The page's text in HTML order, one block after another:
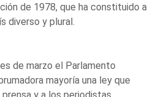
de 1978, que ha constituido a
diverso y plural.
de marzo el Parlamento
mayoría una ley que
y a los periodistas.